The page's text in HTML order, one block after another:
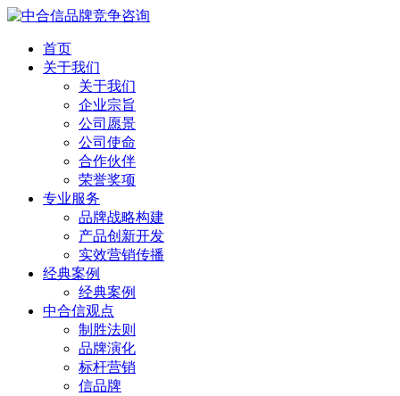
首页
关于我们
关于我们
企业宗旨
公司愿景
公司使命
合作伙伴
荣誉奖项
专业服务
品牌战略构建
产品创新开发
实效营销传播
经典案例
经典案例
中合信观点
制胜法则
品牌演化
标杆营销
信品牌